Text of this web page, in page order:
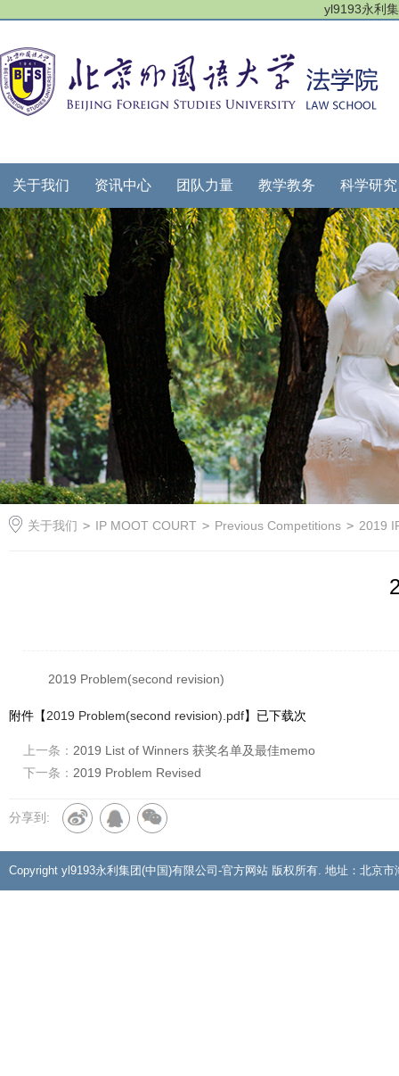
yl9193永利
关于我们 资讯中心 团队力量 教学教务 科学研究
关于我们 > IP MOOT COURT > Previous Competitions > 2019
2019 Problem(second revision)
附件【2019 Problem(second revision).pdf】已下载次
上一条： 2019 List of Winners 获奖名单及最佳memo
下一条： 2019 Problem Revised
分享到:
Copyright yl9193永利集团(中国)有限公司-官方网站 版权所有. 地址：北